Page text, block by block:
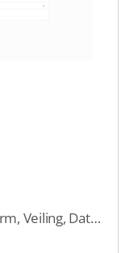
Website, Webshop, Platform, Veiling, Dating